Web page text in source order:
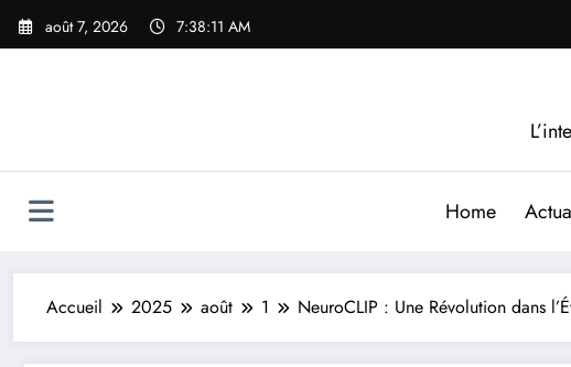
Aller
août 7, 2026 7:38:13 AM
Home
Accueil 2025 août 1 NeuroCLIP : Une Révolution dans